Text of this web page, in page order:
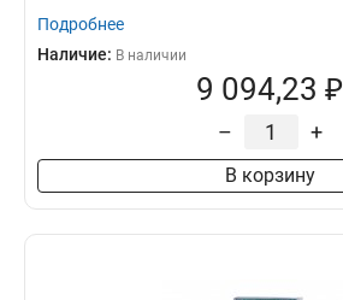
Подробнее
Наличие: В наличии
9 094,23 ₽
– +
В корзину